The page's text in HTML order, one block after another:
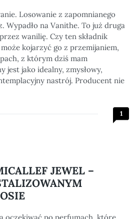
Losowanie z zapomnianego
Wypadło na Vanithe. To już druga
wanilię. Czy ten składnik
kojarzyć go z przemijaniem,
z którym dziś mam
jest jako idealny, zmysłowy,
nastrój. Producent nie
1
JEWEL –